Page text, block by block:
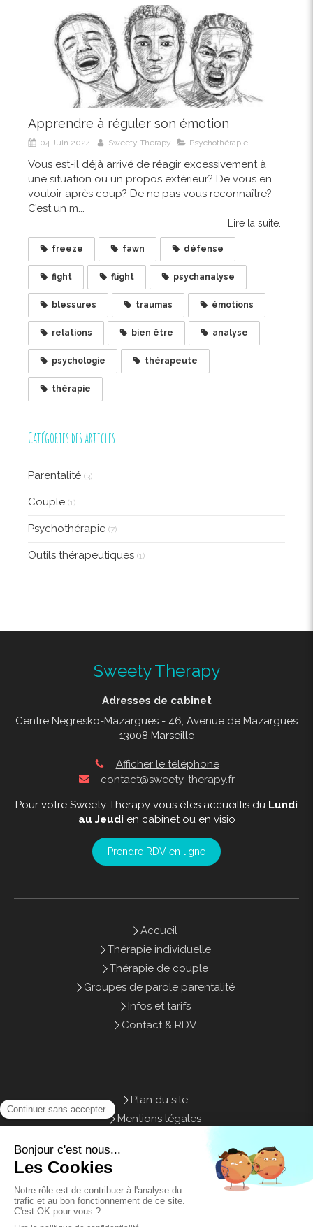
Apprendre à réguler son émotion
04 Juin 2024 Sweety Therapy Psychothérapie
Vous est-il déjà arrivé de réagir excessivement à
une situation ou un propos extérieur? De vous en
vouloir après coup? De ne pas vous reconnaître?
C’est un m...
Lire la suite...
freeze fawn défense
fight flight psychanalyse
blessures traumas émotions
relations bien être analyse
psychologie thérapeute
thérapie
Catégories des articles
Parentalité (3)
Couple (1)
Psychothérapie (7)
Outils thérapeutiques (1)
Sweety Therapy
Adresses de cabinet
Centre Negresko-Mazargues - 46, Avenue de Mazargues
13008 Marseille
Afficher le téléphone
contact@sweety-therapy.fr
Pour votre Sweety Therapy vous êtes accueillis du Lundi
au Jeudi en cabinet ou en visio
Prendre RDV en ligne
Accueil
Thérapie individuelle
Thérapie de couple
Groupes de parole parentalité
Infos et tarifs
Contact & RDV
Plan du site
Mentions légales